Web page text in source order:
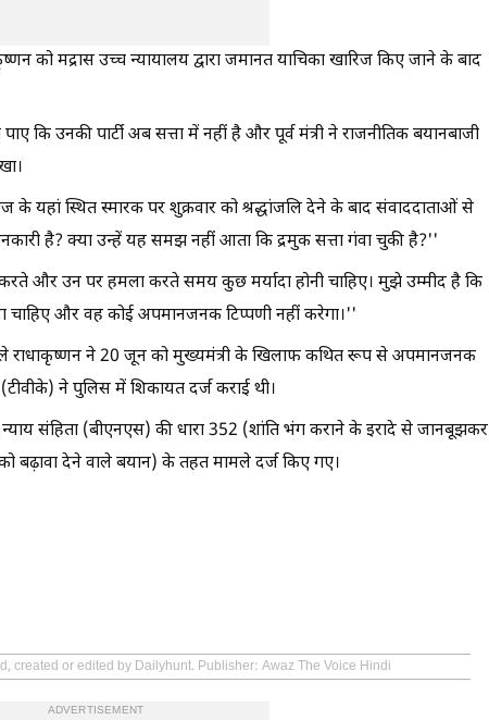
को मद्रास उच्च न्यायालय द्वारा जमानत याचिका खारिज किए जाने के बाद
कि उनकी पार्टी अब सत्ता में नहीं है और पूर्व मंत्री ने राजनीतिक बयानबाजी
के यहां स्थित स्मारक पर शुक्रवार को श्रद्धांजलि देने के बाद संवाददाताओं से
है? क्या उन्हें यह समझ नहीं आता कि द्रमुक सत्ता गंवा चुकी है?''
और उन पर हमला करते समय कुछ मर्यादा होनी चाहिए। मुझे उम्मीद है कि
चाहिए और वह कोई अपमानजनक टिप्पणी नहीं करेगा।''
वाले राधाकृष्णन ने 20 जून को मुख्यमंत्री के खिलाफ कथित रूप से अपमानजनक
ने पुलिस में शिकायत दर्ज कराई थी।
संहिता (बीएनएस) की धारा 352 (शांति भंग कराने के इरादे से जानबूझकर
बढ़ावा देने वाले बयान) के तहत मामले दर्ज किए गए।
created or edited by Dailyhunt. Publisher: Awaz The Voice Hindi
ADVERTISEMENT